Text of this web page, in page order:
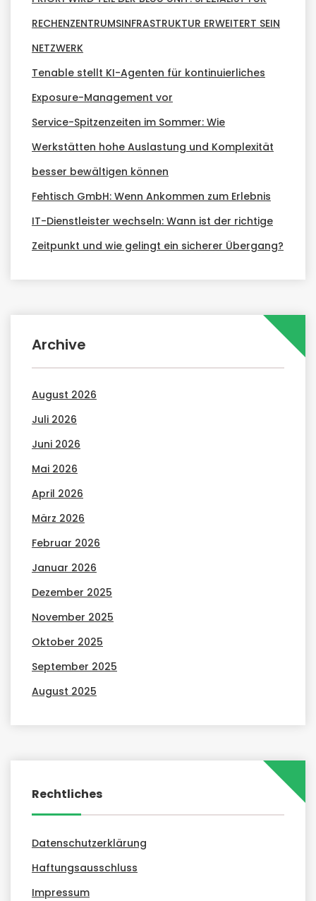
RECHENZENTRUMSINFRASTRUKTUR ERWEITERT SEIN
NETZWERK
Tenable stellt KI-Agenten für kontinuierliches
Exposure-Management vor
Service-Spitzenzeiten im Sommer: Wie
Werkstätten hohe Auslastung und Komplexität
besser bewältigen können
Fehtisch GmbH: Wenn Ankommen zum Erlebnis
IT-Dienstleister wechseln: Wann ist der richtige
Zeitpunkt und wie gelingt ein sicherer Übergang?
Archive
August 2026
Juli 2026
Juni 2026
Mai 2026
April 2026
März 2026
Februar 2026
Januar 2026
Dezember 2025
November 2025
Oktober 2025
September 2025
August 2025
Rechtliches
Datenschutzerklärung
Haftungsausschluss
Impressum